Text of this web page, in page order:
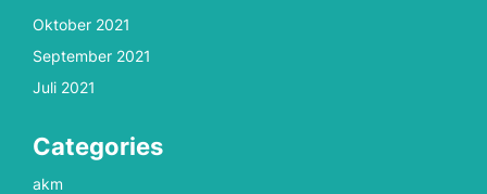
Oktober 2021
September 2021
Juli 2021
Categories
akm